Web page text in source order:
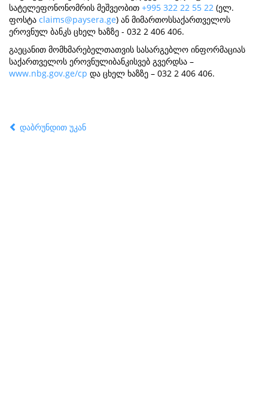
სატელეფონონომრის მეშვეობით +995 322 22 55 22 (ელ.
ფოსტა claims@paysera.ge) ან მიმართოსსაქართველოს
ეროვნულ ბანკს ცხელ ხაზზე - 032 2 406 406.
გაეცანით მომხმარებელთათვის სასარგებლო ინფორმაციას
საქართველოს ეროვნულიბანკისვებ გვერდსა –
www.nbg.gov.ge/cp და ცხელ ხაზზე – 032 2 406 406.
დაბრუნდით უკან